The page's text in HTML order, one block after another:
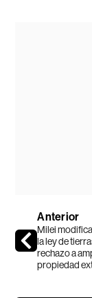
Anterior
Milei
la ley de
rechazo a
propiedad